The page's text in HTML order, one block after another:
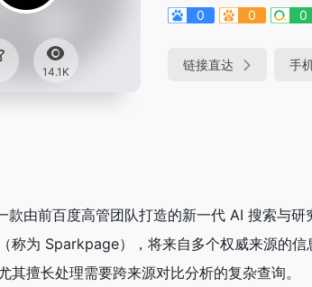
14.1K
0
0 0
链接直达 手
款由前百度高管团队打造的新一代 AI 搜索与
称为 Sparkpage），将来自多个权威来源的
其擅长处理需要跨来源对比分析的复杂查询。